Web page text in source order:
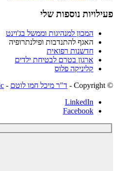
נוספות שלי
המכון למנהיגות וממשל בג'וינט
האגף להתנדבות ופילנתרופיה
חדשנות רפואית
ארגון בטרם לבטיחת ילדים
קליניקה פלוס
ד"ר מיכל חמו לוטם- Developed by
iLogic
LinkedIn
Facebook